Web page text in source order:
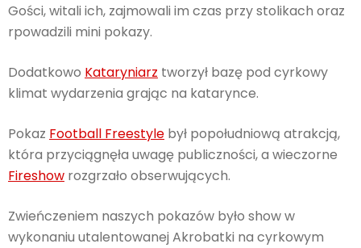
Gości, witali ich, zajmowali im czas przy stolikach oraz
rpowadzili mini pokazy.
Dodatkowo Kataryniarz tworzył bazę pod cyrkowy
klimat wydarzenia grając na katarynce.
Pokaz Football Freestyle był popołudniową atrakcją,
która przyciągnęła uwagę publiczności, a wieczorne
Fireshow rozgrzało obserwujących.
Zwieńczeniem naszych pokazów było show w
wykonaniu utalentowanej Akrobatki na cyrkowym